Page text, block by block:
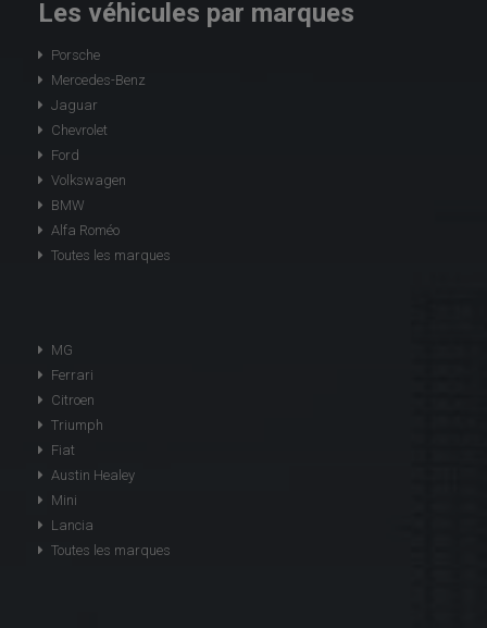
Les véhicules par marques
Porsche
Mercedes-Benz
Jaguar
Chevrolet
Ford
Volkswagen
BMW
Alfa Roméo
Toutes les marques
MG
Ferrari
Citroen
Triumph
Fiat
Austin Healey
Mini
Lancia
Toutes les marques